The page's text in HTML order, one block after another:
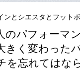
ンとシエスタとフット
のパフォーマ
きく変わった
を忘れてはな